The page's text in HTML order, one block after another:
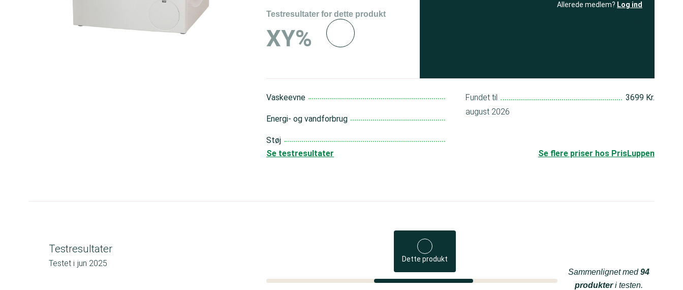
Testresultater for dette produkt
XY%
Allerede medlem? Log ind
Vaskeevne
Energi- og vandforbrug
Støj
Fundet til
3699 Kr.
august 2026
Se flere priser hos PrisLuppen
Se testresultater
Testresultater
Testet i jun 2025 Dette produkt
Sammenlignet med94
produkteri testen.